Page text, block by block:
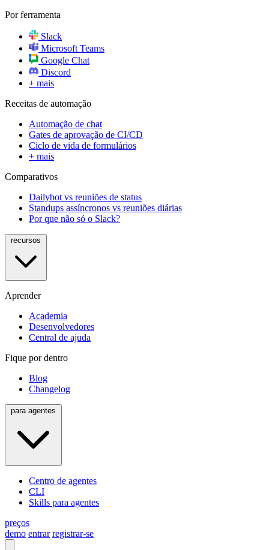
Por ferramenta
Slack
Microsoft Teams
Google Chat
Discord
+ mais
Receitas de automação
Automação de chat
Gates de aprovação de CI/CD
Ciclo de vida de formulários
+ mais
Comparativos
Dailybot vs reuniões de status
Standups assíncronos vs reuniões diárias
Por que não só o Slack?
Aprender
Academia
Desenvolvedores
Central de ajuda
Fique por dentro
Blog
Changelog
Centro de agentes
CLI
Skills para agentes
preços
demo entrar registrar-se